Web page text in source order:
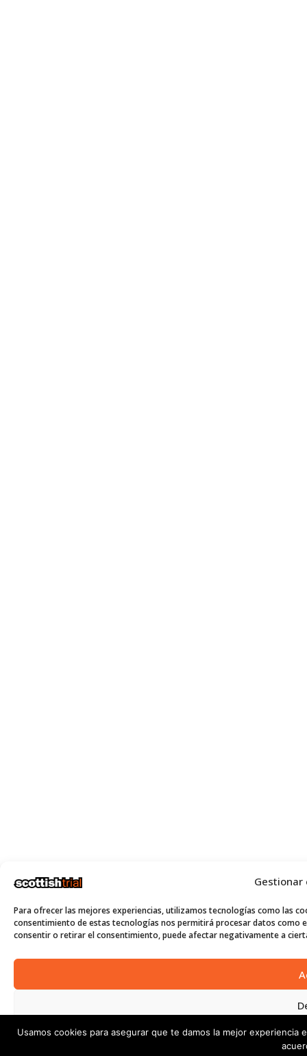
Para ofrecer las mejores experiencias, utilizamos tecnologías como las
consentimiento de estas tecnologías nos permitirá procesar datos como
consentir o retirar el consentimiento, puede afectar negativamente a
Ver
Usamos cookies para asegurar que te damos la mejor